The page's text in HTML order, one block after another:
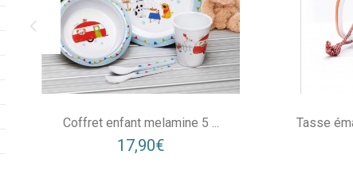
Coffret enfant melamine 5 ...
17,90€
Tasse